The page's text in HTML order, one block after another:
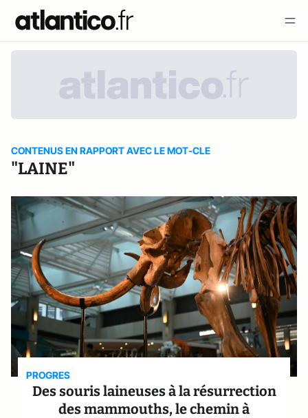
CONTENUS EN RAPPORT AVEC LE MOT-CLE
"LAINE"
PROGRES
Des souris laineuses à la résurrection
des mammouths, le chemin à